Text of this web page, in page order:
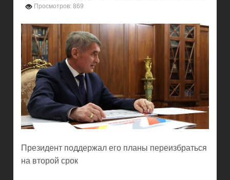
Просмотров: 869
Президент поддержал его планы переизбраться
на второй срок